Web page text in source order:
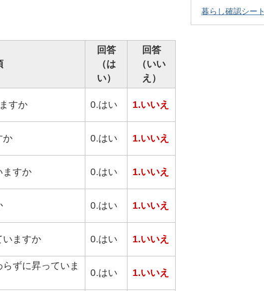
回答
（は
い）
回答
（いい
え）
すか 0.はい 1.いいえ
か 0.はい 1.いいえ
ますか 0.はい 1.いいえ
0.はい 1.いいえ
いますか 0.はい 1.いいえ
ずに昇っていま
0.はい 1.いいえ
暮らし確認シート